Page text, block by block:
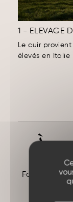
1 - ELEVAGE
Le cuir
élevés en Italie
À
Faire des